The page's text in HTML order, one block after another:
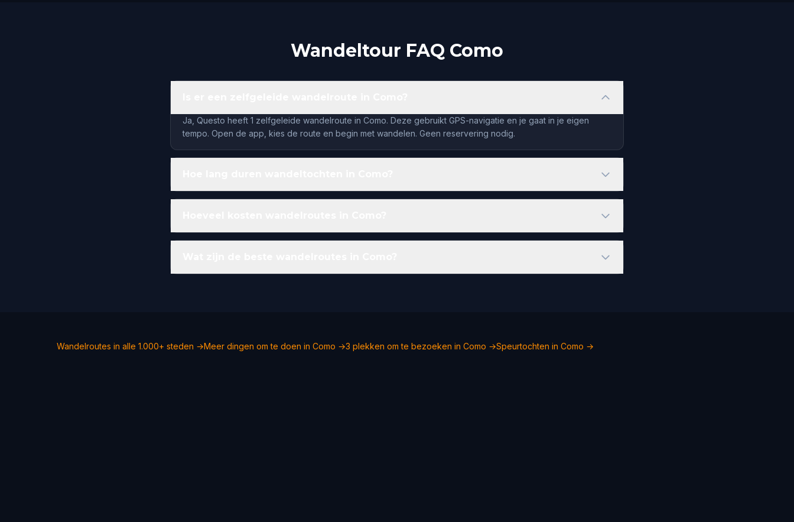
Wandeltour FAQ Como
Ja, Questo heeft 1 zelfgeleide wandelroute in Como. Deze gebruikt GPS-navigatie en je gaat in je eigen
tempo. Open de app, kies de route en begin met wandelen. Geen reservering nodig.
Wandelroutes in alle 1.000+ steden →Meer dingen om te doen in Como →3 plekken om te bezoeken in Como →Speurtochten in Como →